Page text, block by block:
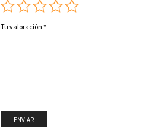
Tu valoración*